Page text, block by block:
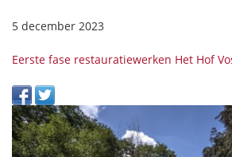
5 december 2023
Eerste fase restauratiewerken Het Hof